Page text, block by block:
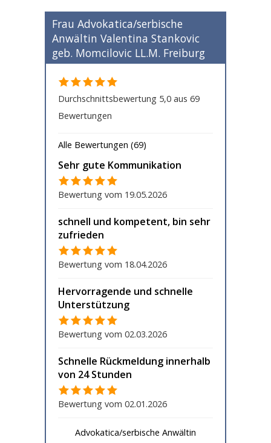
Frau Advokatica/serbische
Anwältin Valentina Stankovic
geb. Momcilovic LL.M. Freiburg
Durchschnittsbewertung 5,0 aus 69
Bewertungen
Alle Bewertungen (69)
Sehr gute Kommunikation
Bewertung vom 19.05.2026
schnell und kompetent, bin sehr
zufrieden
Bewertung vom 18.04.2026
Hervorragende und schnelle
Unterstützung
Bewertung vom 02.03.2026
Schnelle Rückmeldung innerhalb
von 24 Stunden
Bewertung vom 02.01.2026
Advokatica/serbische Anwältin